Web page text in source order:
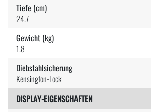
Tiefe (cm)
24.7
Gewicht (kg)
1.8
Diebstahlsicherung
Kensington-Lock
DISPLAY-EIGENSCHAFTEN